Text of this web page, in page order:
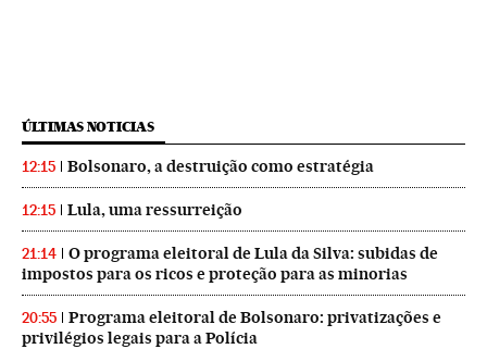
ÚLTIMAS NOTICIAS
12:15 Bolsonaro, a destruição como estratégia
12:15 Lula, uma ressurreição
21:14
O programa eleitoral de Lula da Silva: subidas de
impostos para os ricos e proteção para as minorias
20:55
Programa eleitoral de Bolsonaro: privatizações e
privilégios legais para a Polícia